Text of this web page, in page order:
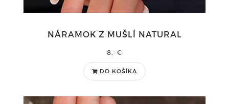
NÁRAMOK Z MUŠLÍ NATURAL
8,-€
DO KOŠÍKA